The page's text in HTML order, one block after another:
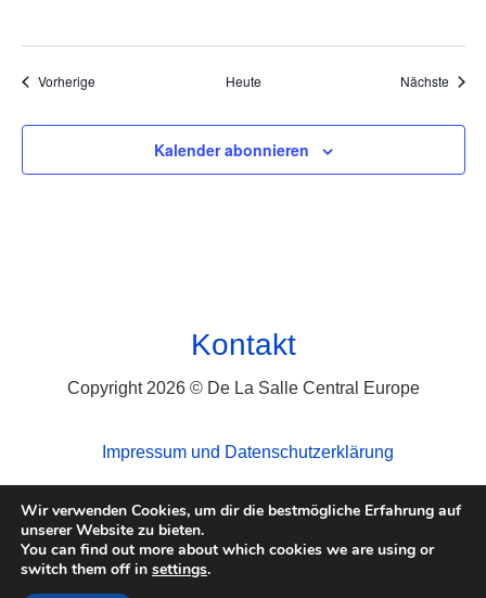
VorherigeVeranstaltungen Heute Nächste
Kalender abonnieren
Kontakt
Copyright 2026 © De La Salle Central Europe
Impressum und Datenschutzerklärung
Wir verwenden Cookies, um dir die bestmögliche Erfahrung auf
unserer Website zu bieten.
You can find out more about which cookies we are using or
switch them off in settings.